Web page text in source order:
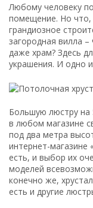
Любому человеку
помещение. Но что,
грандиозное
загородная вилла
даже храм? Здесь
украшения. И одно
Большую люстру на
в любом магазине
под два метра
интернет-
есть, и выбор их
моделей
конечно же,
есть и другие